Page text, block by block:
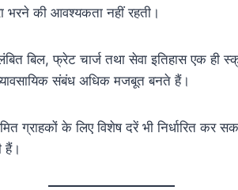
भरने की आवश्यकता नहीं रहती।
बिल, फ्रेट चार्ज तथा सेवा इतिहास एक ही
संबंध अधिक मजबूत बनते हैं।
ग्राहकों के लिए विशेष दरें भी निर्धारित कर
हैं।